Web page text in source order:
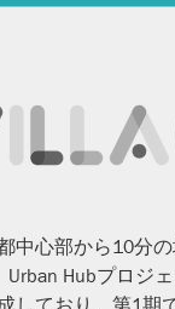
中心部から10分
Urban Hubプロジ
しており、第1期